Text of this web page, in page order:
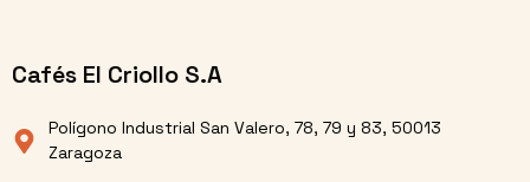
Cafés El Criollo S.A
Polígono Industrial San Valero, 78, 79 y 83, 50013
Zaragoza